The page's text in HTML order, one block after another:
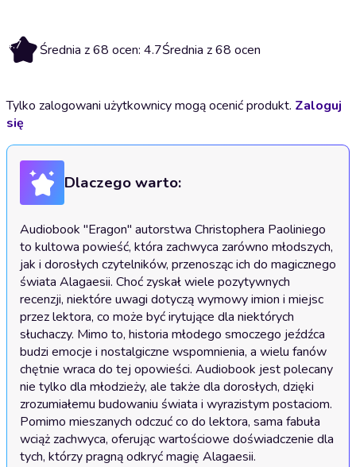
4.7 Średnia z 68 ocen: 4.7Średnia z 68 ocen
Tylko zalogowani użytkownicy mogą ocenić produkt. Zaloguj
się
Dlaczego warto:
Audiobook "Eragon" autorstwa Christophera Paoliniego
to kultowa powieść, która zachwyca zarówno młodszych,
jak i dorosłych czytelników, przenosząc ich do magicznego
świata Alagaesii. Choć zyskał wiele pozytywnych
recenzji, niektóre uwagi dotyczą wymowy imion i miejsc
przez lektora, co może być irytujące dla niektórych
słuchaczy. Mimo to, historia młodego smoczego jeźdźca
budzi emocje i nostalgiczne wspomnienia, a wielu fanów
chętnie wraca do tej opowieści. Audiobook jest polecany
nie tylko dla młodzieży, ale także dla dorosłych, dzięki
zrozumiałemu budowaniu świata i wyrazistym postaciom.
Pomimo mieszanych odczuć co do lektora, sama fabuła
wciąż zachwyca, oferując wartościowe doświadczenie dla
tych, którzy pragną odkryć magię Alagaesii.